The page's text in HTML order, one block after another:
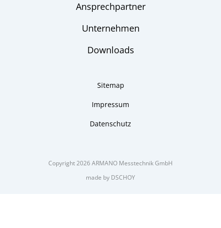
Ansprechpartner
Unternehmen
Downloads
Sitemap
Impressum
Datenschutz
Copyright 2026 ARMANO Messtechnik GmbH
made by DSCHOY